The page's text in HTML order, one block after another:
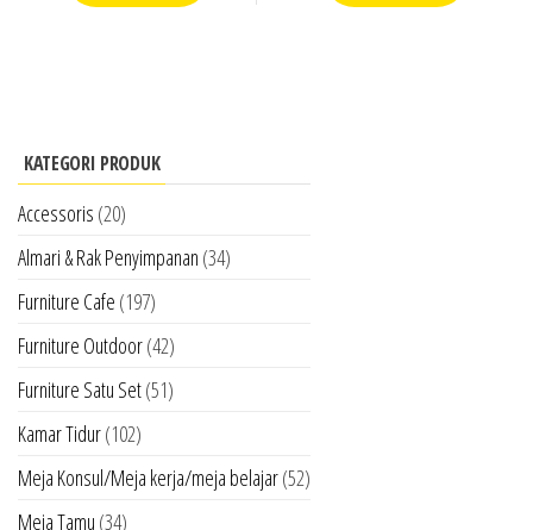
KATEGORI PRODUK
Accessoris (20)
Almari & Rak Penyimpanan (34)
Furniture Cafe (197)
Furniture Outdoor(42)
Furniture Satu Set(51)
Kamar Tidur(102)
Meja Konsul/Meja kerja/meja belajar(52)
Meja Tamu (34)